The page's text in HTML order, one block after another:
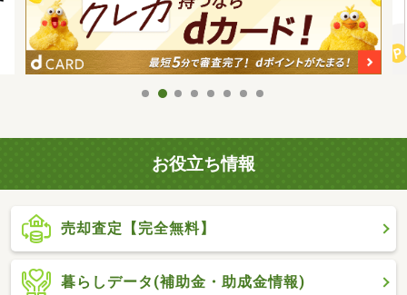
お役立ち情報
売却査定【完全無料】
暮らしデータ(補助金・助成金情報)